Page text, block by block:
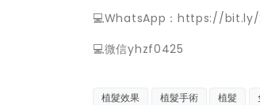
💻WhatsApp：https://
💻微信yhzf0425
植髮效果 植髮手術 植髮